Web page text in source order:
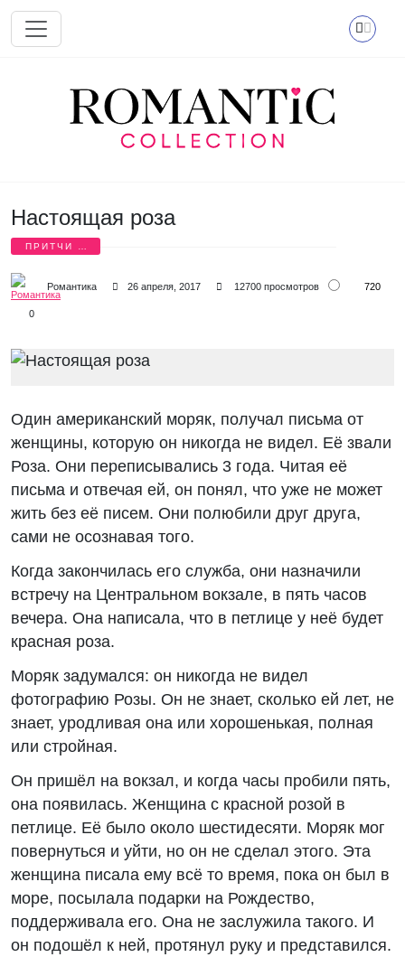
Перейти к основному содержанию
Настоящая роза
ПРИТЧИ О
Романтика 26 апреля, 2017 12700 просмотров 720
0
Один американский моряк, получал письма от
женщины, которую он никогда не видел. Её звали
Роза. Они переписывались 3 года. Читая её
письма и отвечая ей, он понял, что уже не может
жить без её писем. Они полюбили друг друга,
сами не осознавая того.
Когда закончилась его служба, они назначили
встречу на Центральном вокзале, в пять часов
вечера. Она написала, что в петлице у неё будет
красная роза.
Моряк задумался: он никогда не видел
фотографию Розы. Он не знает, сколько ей лет, не
знает, уродливая она или хорошенькая, полная
или стройная.
Он пришёл на вокзал, и когда часы пробили пять,
она появилась. Женщина с красной розой в
петлице. Её было около шестидесяти. Моряк мог
повернуться и уйти, но он не сделал этого. Эта
женщина писала ему всё то время, пока он был в
море, посылала подарки на Рождество,
поддерживала его. Она не заслужила такого. И
он подошёл к ней, протянул руку и представился.